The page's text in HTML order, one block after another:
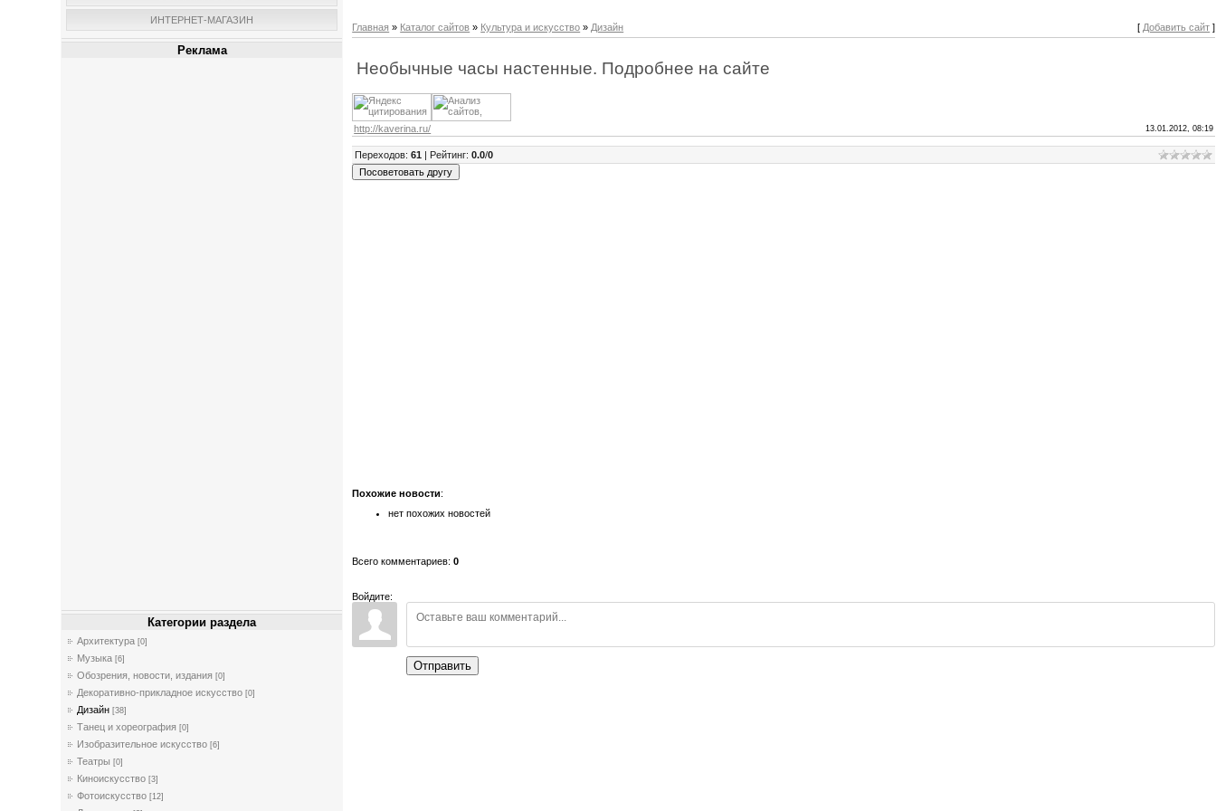
ИНТЕРНЕТ-МАГАЗИН
Реклама
Категории раздела
Архитектура [0]
Музыка [6]
Обозрения, новости, издания [0]
Декоративно-прикладное искусство [0]
Дизайн [38]
Танец и хореография [0]
Изобразительное искусство [6]
Театры [0]
Киноискусство [3]
Фотоискусство [12]
Главная » Каталог сайтов » Культура и искусство » Дизайн [ Добавить сайт ]
Необычные часы настенные. Подробнее на сайте
http://kaverina.ru/ 13.01.2012, 08:19
Переходов:61 | Рейтинг:0.0/0
Похожие новости:
нет похожих новостей
Всего комментариев:0
Войдите:
Отправить